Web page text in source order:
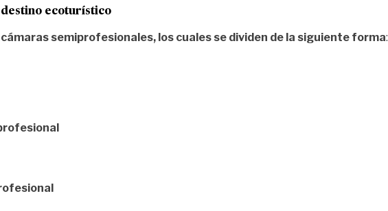
destino ecoturístico
semiprofesionales, los cuales se dividen de la siguiente forma: